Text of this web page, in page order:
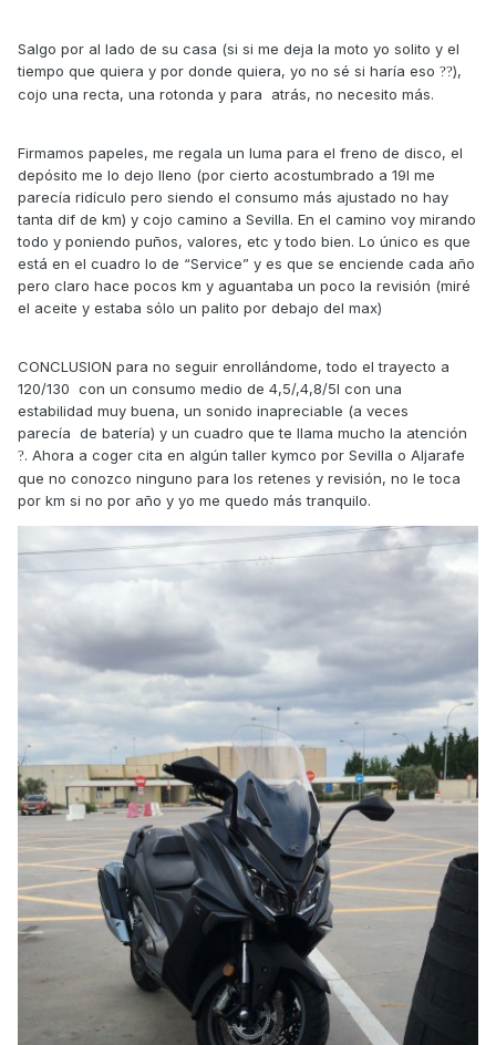
Salgo por al lado de su casa (si si me deja la moto yo solito y el
tiempo que quiera y por donde quiera, yo no sé si haría eso ??),
cojo una recta, una rotonda y para atrás, no necesito más.
Firmamos papeles, me regala un luma para el freno de disco, el
depósito me lo dejo lleno (por cierto acostumbrado a 19l me
parecía ridículo pero siendo el consumo más ajustado no hay
tanta dif de km) y cojo camino a Sevilla. En el camino voy mirando
todo y poniendo puños, valores, etc y todo bien. Lo único es que
está en el cuadro lo de “Service” y es que se enciende cada año
pero claro hace pocos km y aguantaba un poco la revisión (miré
el aceite y estaba sólo un palito por debajo del max)
CONCLUSION para no seguir enrollándome, todo el trayecto a
120/130 con un consumo medio de 4,5/,4,8/5l con una
estabilidad muy buena, un sonido inapreciable (a veces
parecía de batería) y un cuadro que te llama mucho la atención
?. Ahora a coger cita en algún taller kymco por Sevilla o Aljarafe
que no conozco ninguno para los retenes y revisión, no le toca
por km si no por año y yo me quedo más tranquilo.